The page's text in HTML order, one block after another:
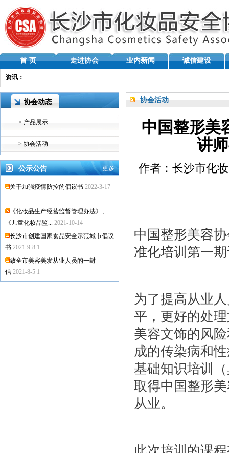
首 页 走进协会 业内新闻 诚信建设
资讯：
协会动态
> 产品展示
> 协会活动
更多
公示公告
关于加强疫情防控的倡议书 2022-3-17
《化妆品生产经营监督管理办法》、
《儿童化妆品监... 2021-10-14
长沙市创建国家食品安全示范城市倡议
书 2021-9-8 1
致全市美容美发从业人员的一封
信 2021-8-5 1
协会活动
中国整形美
讲
作者：长沙市化
中国整形美容
准化培训第一
为了提高从业
平，更好的处
美容文饰的风
成的传染病和
基础知识培训
取得中国整形
从业。
此次培训的课